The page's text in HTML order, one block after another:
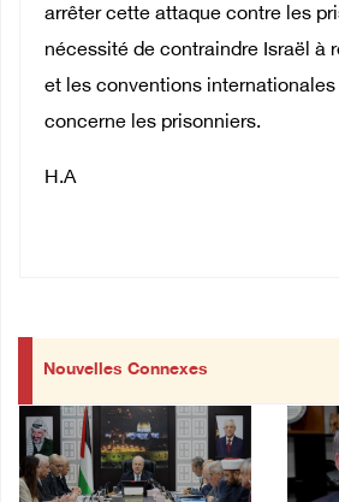
arrêter cette attaque contre les
nécessité de contraindre Israël à
et les conventions
concerne les prisonniers.
H.A
Nouvelles Connexes